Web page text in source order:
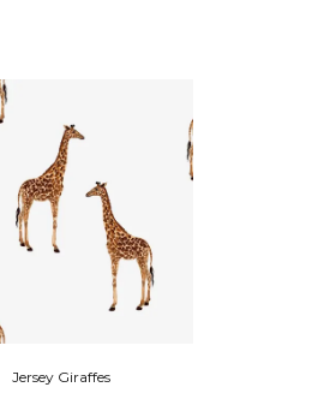
Jersey Giraffes